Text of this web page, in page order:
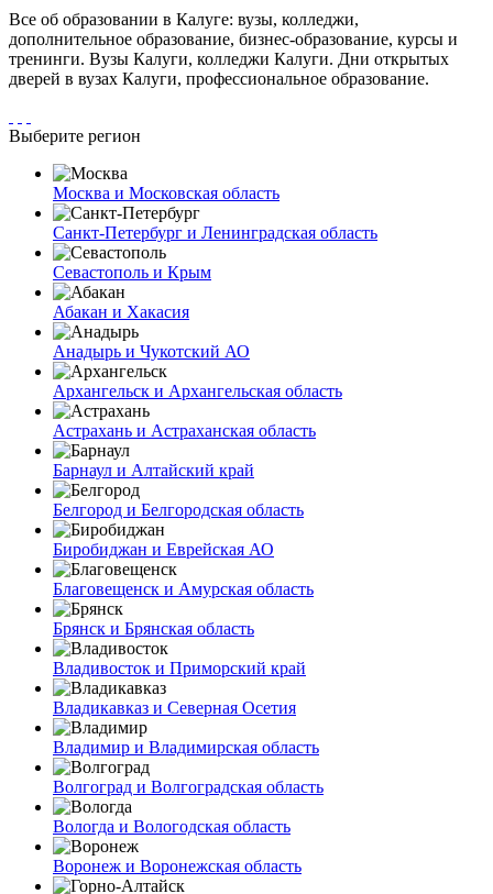
Все об образовании в Калуге: вузы, колледжи,
дополнительное образование, бизнес-образование, курсы и
тренинги. Вузы Калуги, колледжи Калуги. Дни открытых
дверей в вузах Калуги, профессиональное образование.
Выберите регион
Москва и Московская область
Санкт-Петербург и Ленинградская область
Севастополь и Крым
Абакан и Хакасия
Анадырь и Чукотский АО
Архангельск и Архангельская область
Астрахань и Астраханская область
Барнаул и Алтайский край
Белгород и Белгородская область
Биробиджан и Еврейская АО
Благовещенск и Амурская область
Брянск и Брянская область
Владивосток и Приморский край
Владикавказ и Северная Осетия
Владимир и Владимирская область
Волгоград и Волгоградская область
Вологда и Вологодская область
Воронеж и Воронежская область